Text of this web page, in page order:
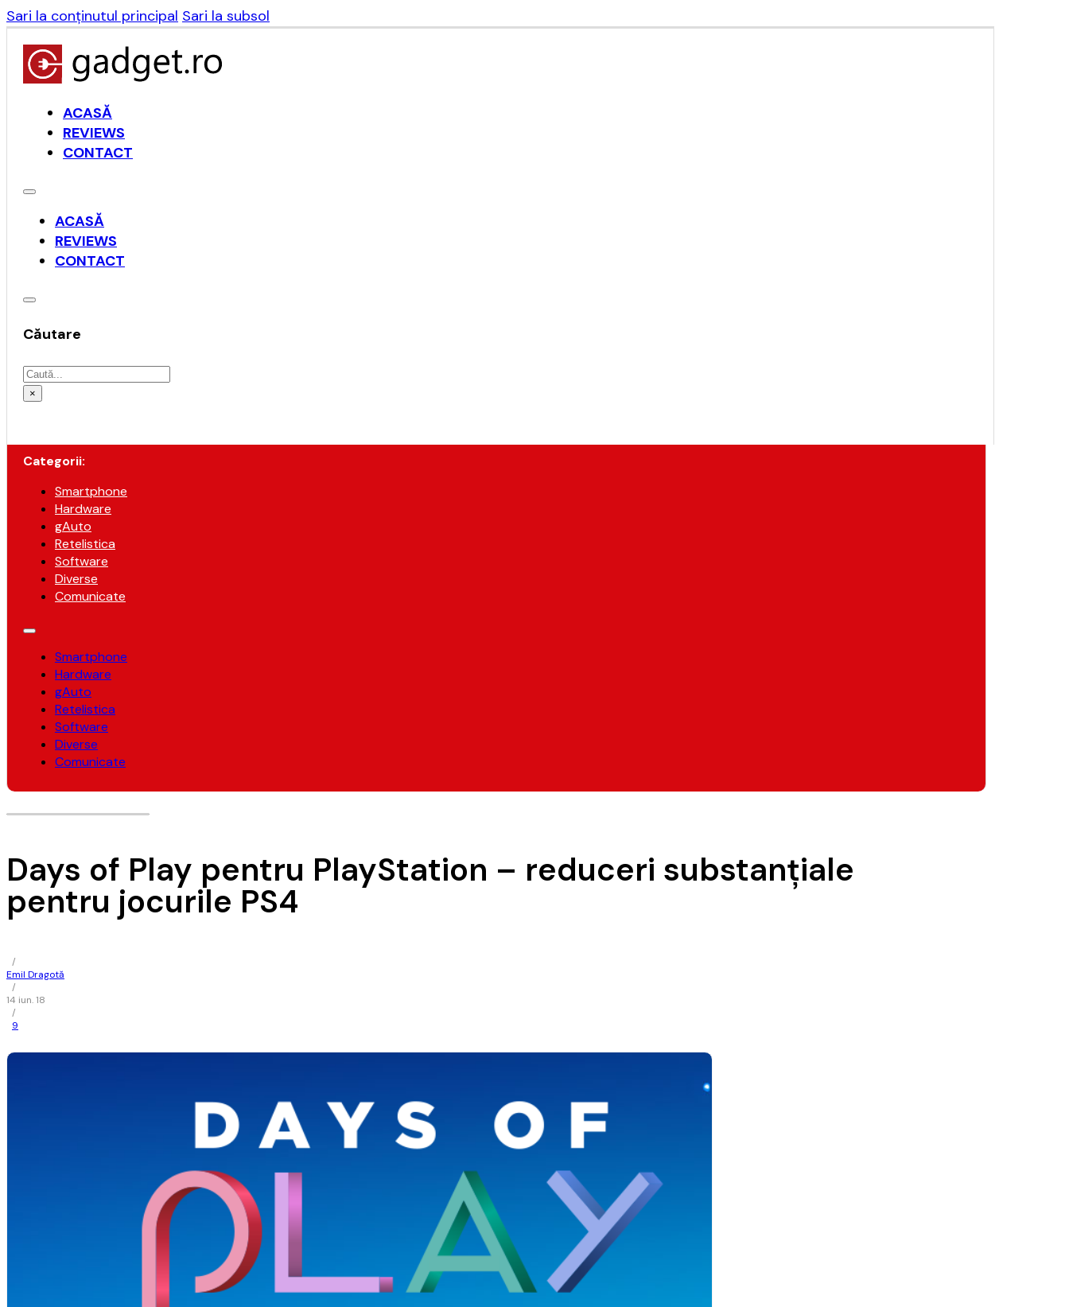
Sari la conținutul principal Sari la subsol
ACASĂ
REVIEWS
CONTACT
ACASĂ
REVIEWS
CONTACT
Căutare
Caută
×
Categorii:
Smartphone
Hardware
gAuto
Retelistica
Software
Diverse
Comunicate
Smartphone
Hardware
gAuto
Retelistica
Software
Diverse
Comunicate
Days of Play pentru PlayStation – reduceri substanțiale
pentru jocurile PS4
/
Emil Dragotă
/
14 iun. 18
/
9